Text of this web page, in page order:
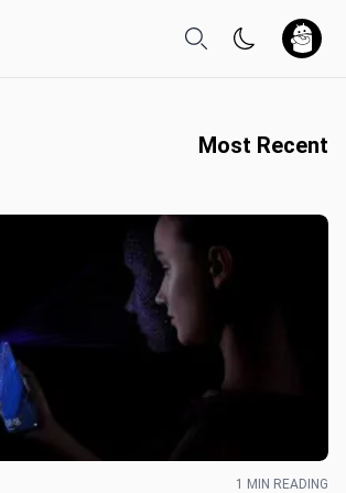
Most Recent
1 MIN READING